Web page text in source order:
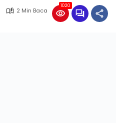
2 Min Baca
1020